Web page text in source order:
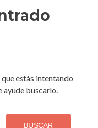
estás intentando
ayude buscarlo.